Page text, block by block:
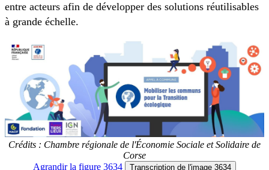
entre acteurs afin de développer des solutions réutilisables
à grande échelle.
Crédits : Chambre régionale de l'Économie Sociale et Solidaire de
Corse
Agrandirla figure 3634 Transcription de l'image 3634